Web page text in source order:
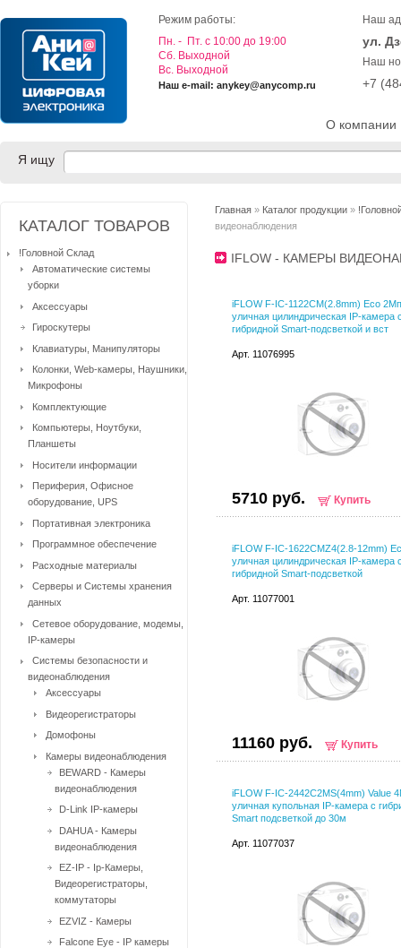
О компании
Режим работы:
Пн. - Пт. с 10:00 до 19:00
Cб. Выходной
Вс. Выходной
Наш e-mail: anykey@anycomp.ru
Наш
ул.
Наш
+7
Я ищу
Главная » Каталог продукции »
видеонаблюдения
IFLOW - КАМЕРЫ
iFLOW F-IC-1122CM(2.8mm) Eco 2Мп
уличная цилиндрическая IP-камера
гибридной Smart-подсветкой и вст
Арт. 11076995
5710 руб. Купить
iFLOW F-IC-1622CMZ4(2.8-12mm)
уличная цилиндрическая IP-камера
гибридной Smart-подсветкой
Арт. 11077001
11160 руб. Купить
iFLOW F-IC-2442C2MS(4mm) Value
уличная купольная IP-камера с
Smart подсветкой до 30м
Арт. 11077037
КАТАЛОГ ТОВАРОВ
!Головной Склад
Автоматические системы
уборки
Аксессуары
Гироскутеры
Клавиатуры, Манипуляторы
Колонки, Web-камеры, Наушники,
Микрофоны
Комплектующие
Компьютеры, Ноутбуки,
Планшеты
Носители информации
Периферия, Офисное
оборудование, UPS
Портативная электроника
Программное обеспечение
Расходные материалы
Серверы и Системы хранения
данных
Сетевое оборудование, модемы,
IP-камеры
Системы безопасности и
видеонаблюдения
Аксессуары
Видеорегистраторы
Домофоны
Камеры видеонаблюдения
BEWARD - Камеры
видеонаблюдения
D-Link IP-камеры
DAHUA - Камеры
видеонаблюдения
EZ-IP - Ip-Камеры,
Видеорегистраторы,
коммутаторы
EZVIZ - Камеры
Falcone Eye - IP камеры